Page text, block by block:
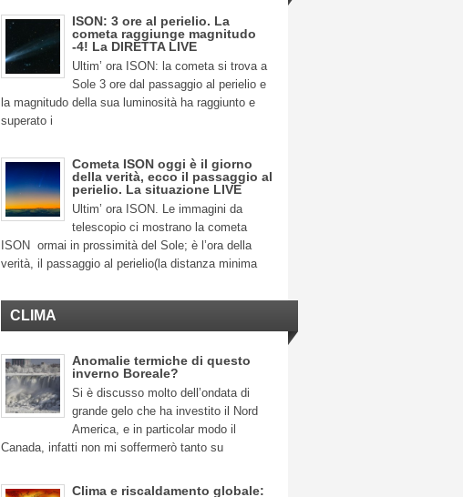
ISON: 3 ore al perielio. La
cometa raggiunge magnitudo
-4! La DIRETTA LIVE
Ultim’ ora ISON: la cometa si trova a
Sole 3 ore dal passaggio al perielio e
la magnitudo della sua luminosità ha raggiunto e
superato i
Cometa ISON oggi è il giorno
della verità, ecco il passaggio al
perielio. La situazione LIVE
Ultim’ ora ISON. Le immagini da
telescopio ci mostrano la cometa
ISON ormai in prossimità del Sole; è l’ora della
verità, il passaggio al perielio(la distanza minima
CLIMA
Anomalie termiche di questo
inverno Boreale?
Si è discusso molto dell’ondata di
grande gelo che ha investito il Nord
America, e in particolar modo il
Canada, infatti non mi soffermerò tanto su
Clima e riscaldamento globale: